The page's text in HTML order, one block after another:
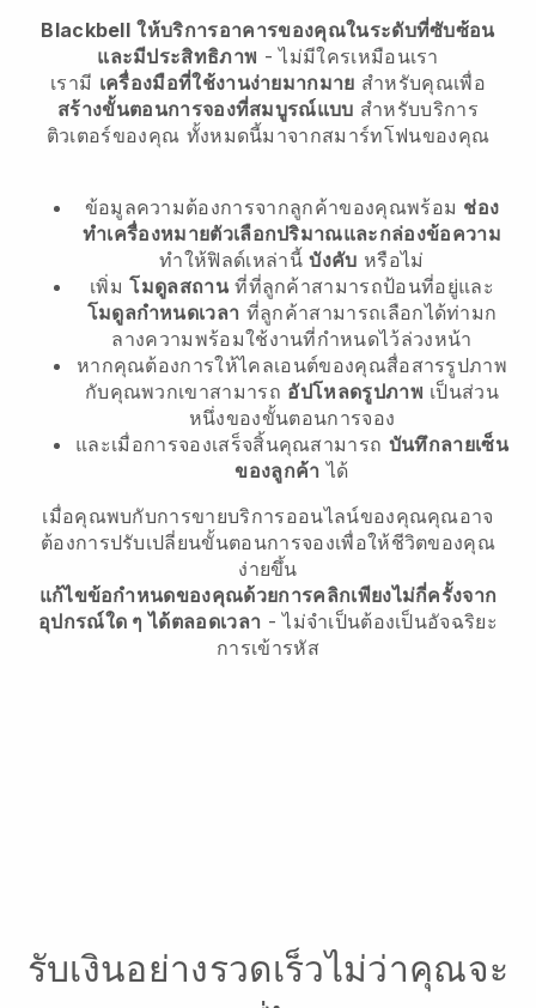
Blackbell ให้บริการอาคารของคุณในระดับที่ซับซ้อน
และมีประสิทธิภาพ - ไม่มีใครเหมือนเรา
เรามี เครื่องมือที่ใช้งานง่ายมากมาย สำหรับคุณเพื่อ
สร้างขั้นตอนการจองที่สมบูรณ์แบบ สำหรับบริการ
ติวเตอร์ของคุณ ทั้งหมดนี้มาจากสมาร์ทโฟนของคุณ
ข้อมูลความต้องการจากลูกค้าของคุณพร้อม ช่อง
ทำเครื่องหมายตัวเลือกปริมาณและกล่องข้อความ
ทำให้ฟิลด์เหล่านี้บังคับ หรือไม่
เพิ่มโมดูลสถานที่ที่ลูกค้าสามารถป้อนที่อยู่และ
โมดูลกำหนดเวลา ที่ลูกค้าสามารถเลือกได้ท่ามก
ลางความพร้อมใช้งานที่กำหนดไว้ล่วงหน้า
หากคุณต้องการให้ไคลเอนต์ของคุณสื่อสารรูปภาพ
กับคุณพวกเขาสามารถ อัปโหลดรูปภาพ เป็นส่วน
หนึ่งของขั้นตอนการจอง
และเมื่อการจองเสร็จสิ้นคุณสามารถ บันทึกลายเซ็น
ของลูกค้า ได้
เมื่อคุณพบกับการขายบริการออนไลน์ของคุณคุณอาจ
ต้องการปรับเปลี่ยนขั้นตอนการจองเพื่อให้ชีวิตของคุณ
ง่ายขึ้น
แก้ไขข้อกำหนดของคุณด้วยการคลิกเพียงไม่กี่ครั้งจาก
อุปกรณ์ใด ๆ ได้ตลอดเวลา - ไม่จำเป็นต้องเป็นอัจฉริยะ
การเข้ารหัส
รับเงินอย่างรวดเร็วไม่ว่าคุณจะ